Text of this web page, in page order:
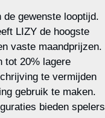
gewenste looptijd.
LIZY de hoogste
vaste maandprijzen.
tot 20% lagere
te vermijden
gebruik te maken.
bieden spelers